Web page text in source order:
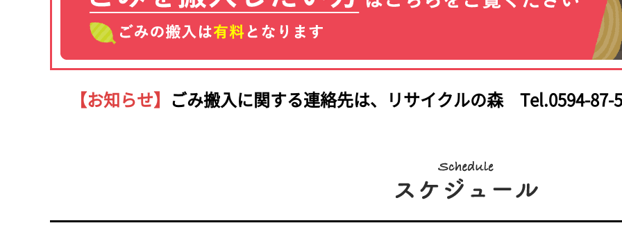
【お知らせ】 ごみ搬入に関する連絡先は、 リサイクルの森 Tel.0594-87-